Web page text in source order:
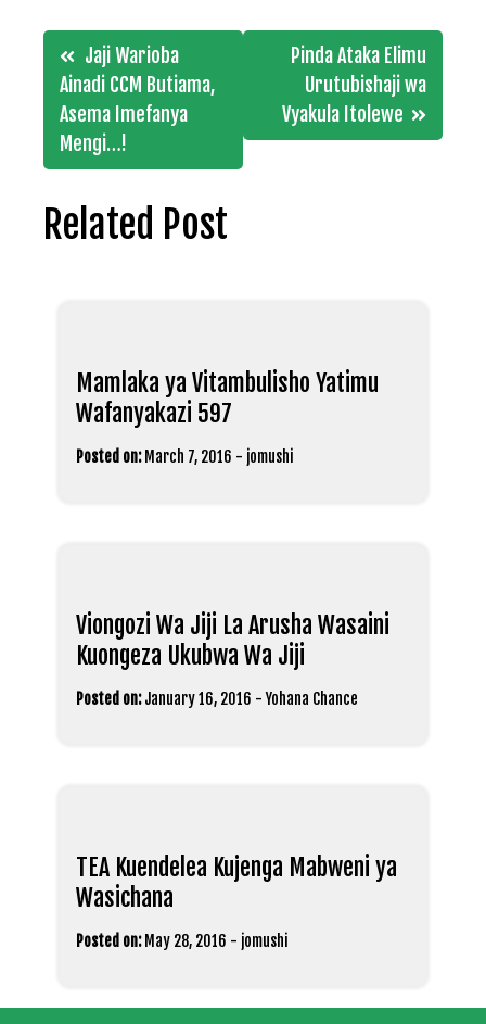
Post
navigation
Jaji Warioba
Ainadi CCM Butiama,
Asema Imefanya
Mengi…!
Pinda Ataka Elimu
Urutubishaji wa
Vyakula Itolewe
Related Post
Mamlaka ya Vitambulisho Yatimu
Wafanyakazi 597
Posted on: March 7, 2016 - jomushi
Viongozi Wa Jiji La Arusha Wasaini
Kuongeza Ukubwa Wa Jiji
Posted on: January 16, 2016 -Yohana Chance
TEA Kuendelea Kujenga Mabweni ya
Wasichana
Posted on: May 28, 2016 - jomushi